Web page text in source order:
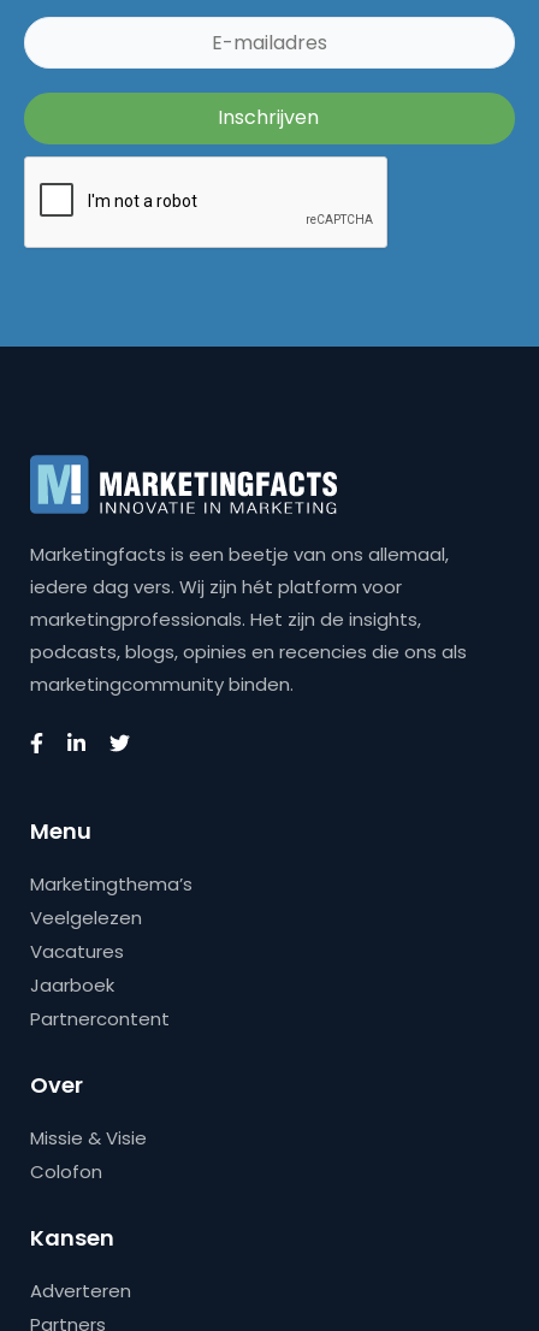
Marketingfacts is een beetje van ons allemaal,
iedere dag vers. Wij zijn hét platform voor
marketingprofessionals. Het zijn de insights,
podcasts, blogs, opinies en recencies die ons als
marketingcommunity binden.
Menu
Marketingthema’s
Veelgelezen
Vacatures
Jaarboek
Partnercontent
Over
Missie & Visie
Colofon
Kansen
Adverteren
Partners